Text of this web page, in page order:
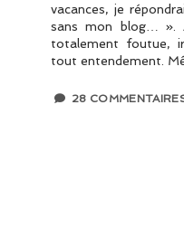
vacances, je
sans mon blog… ».
totalement foutue,
tout entendement.
28